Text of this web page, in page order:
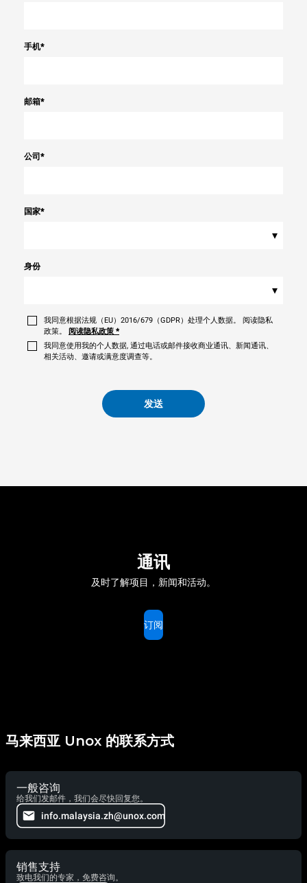
手机*
邮箱*
公司 *
国家*
▾
身份
▾
我同意根据法规（EU）2016/679（GDPR）处理个人数据。 阅读隐私
政策。
阅读隐私政策 *
我同意使用我的个人数据, 通过电话或邮件接收商业通讯、新闻通讯、
相关活动、邀请或满意度调查等。
发送
通讯
及时了解项目，新闻和活动。
订阅
马来西亚 Unox 的联系方式
一般咨询
给我们发邮件，我们会尽快回复您。
info.malaysia.zh@unox.com
销售支持
致电我们的专家，免费咨询。